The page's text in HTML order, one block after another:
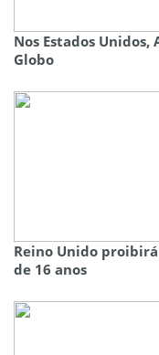
Nos Estados Unidos,
Globo
Reino Unido
de 16 anos